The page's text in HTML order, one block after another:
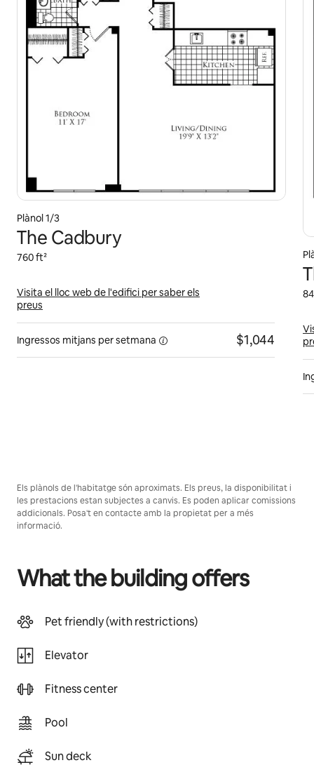
Plànol 1/3
The Cadbury
760 ft²
Visita el lloc web de l'edifici per saber els
preus
Ingressos mitjans per setmana $1,044
Els plànols de l'habitatge són aproximats. Els preus, la disponibilitat i
les prestacions estan subjectes a canvis. Es poden aplicar comissions
addicionals. Posa't en contacte amb la propietat per a més
informació.
What the building offers
Pet friendly (with restrictions)
Elevator
Fitness center
Pool
Sun deck